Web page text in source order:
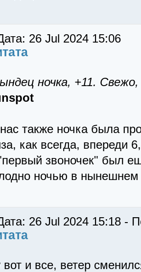
26 Jul 2024 15:06
ночка, +11.
также ночка была
как всегда, впереди
звоночек" был
ночью в
26 Jul 2024 15:18 -
вот и все, ветер